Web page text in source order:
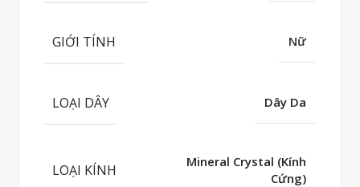
GIỚI TÍNH Nữ
LOẠI DÂY Dây Da
LOẠI KÍNH
Mineral Crystal (Kính
Cứng)